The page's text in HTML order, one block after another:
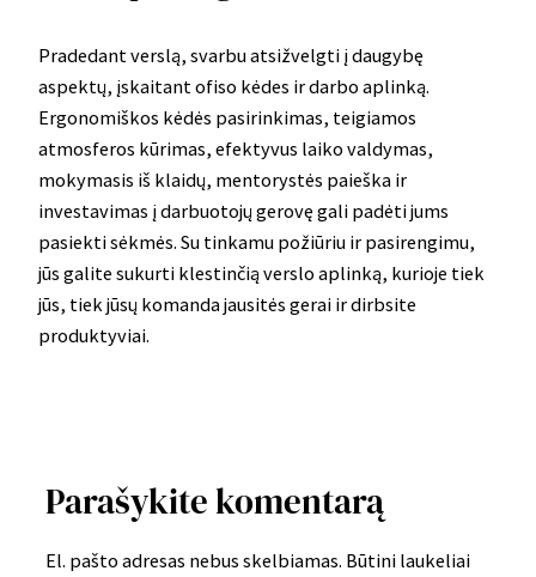
Pradedant verslą, svarbu atsižvelgti į daugybę
aspektų, įskaitant ofiso kėdes ir darbo aplinką.
Ergonomiškos kėdės pasirinkimas, teigiamos
atmosferos kūrimas, efektyvus laiko valdymas,
mokymasis iš klaidų, mentorystės paieška ir
investavimas į darbuotojų gerovę gali padėti jums
pasiekti sėkmės. Su tinkamu požiūriu ir pasirengimu,
jūs galite sukurti klestinčią verslo aplinką, kurioje tiek
jūs, tiek jūsų komanda jausitės gerai ir dirbsite
produktyviai.
Parašykite komentarą
El. pašto adresas nebus skelbiamas. Būtini laukeliai